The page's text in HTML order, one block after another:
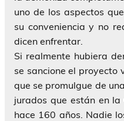
uno de los aspectos
su conveniencia y no
dicen enfrentar.
Si realmente hubiera
se sancione el proyecto
que se promulgue de
jurados que están en la
hace 160 años. Nadie